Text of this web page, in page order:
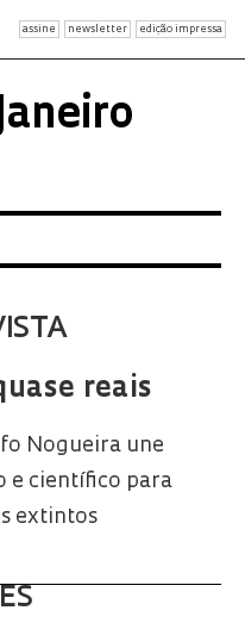
assine newsletter edição impressa
reais
Nogueira une
e científico para
extintos